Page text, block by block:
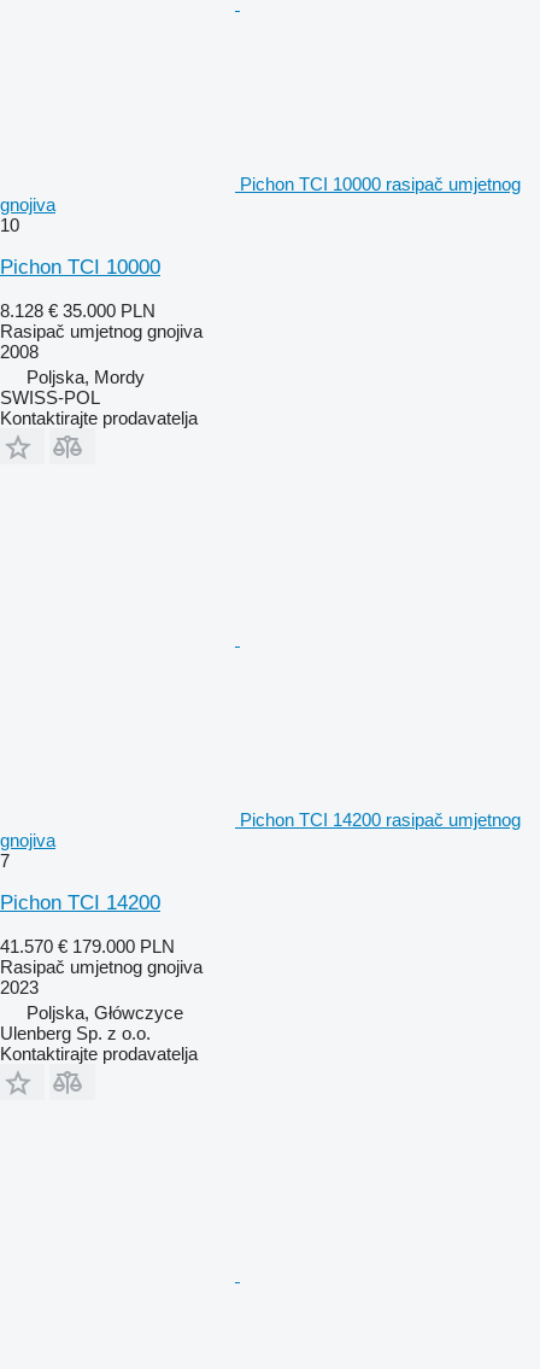
Pichon TCI 10000 rasipač umjetnog
gnojiva
10
Pichon TCI 10000
8.128 € 35.000 PLN
Rasipač umjetnog gnojiva
2008
Poljska, Mordy
SWISS-POL
Kontaktirajte prodavatelja
Pichon TCI 14200 rasipač umjetnog
gnojiva
7
Pichon TCI 14200
41.570 € 179.000 PLN
Rasipač umjetnog gnojiva
2023
Poljska, Główczyce
Ulenberg Sp. z o.o.
Kontaktirajte prodavatelja